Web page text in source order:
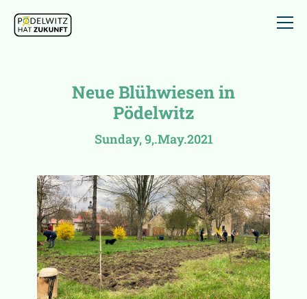
Neue Blühwiesen in
Pödelwitz
Sunday, 9,.May.2021